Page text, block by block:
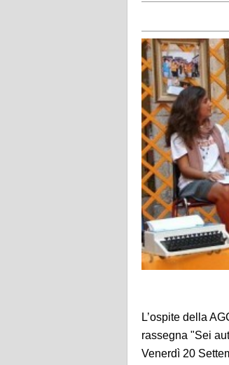
L’ospite della
rassegna "Sei
Venerdì 20